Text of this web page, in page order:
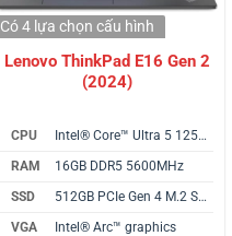
Lenovo ThinkPad E16 Gen 2
(2024)
CPU
Intel® Core™ Ultra 5 125H vPro
RAM
16GB DDR5 5600MHz
SSD
512GB PCIe Gen 4 M.2 SSD
VGA
Intel® Arc™ graphics
Có 4 lựa chọn cấu hình